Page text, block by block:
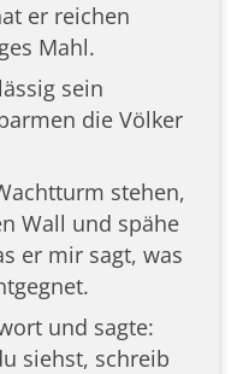
er reichen
Mahl.
sein
die Völker
stehen,
Wall und spähe
er mir sagt, was
und sagte:
siehst, schreib